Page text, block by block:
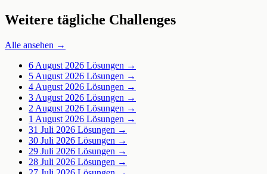
Weitere tägliche Challenges
Alle ansehen →
6 August 2026 Lösungen →
5 August 2026 Lösungen →
4 August 2026 Lösungen →
3 August 2026 Lösungen →
2 August 2026 Lösungen →
1 August 2026 Lösungen →
31 Juli 2026 Lösungen →
30 Juli 2026 Lösungen →
29 Juli 2026 Lösungen →
28 Juli 2026 Lösungen →